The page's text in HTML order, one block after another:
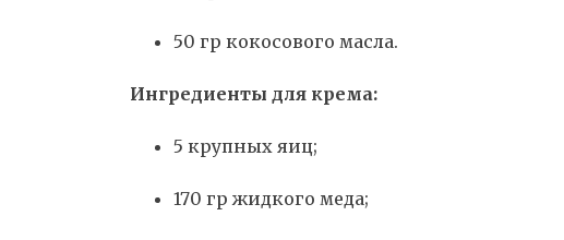
50 гр кокосового масла.
Ингредиенты для крема:
5 крупных яиц;
170 гр жидкого меда;